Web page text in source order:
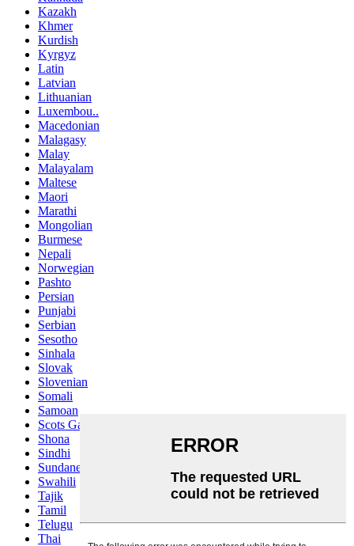
Kazakh
Khmer
Kurdish
Kyrgyz
Latin
Latvian
Lithuanian
Luxembou..
Macedonian
Malagasy
Malay
Malayalam
Maltese
Maori
Marathi
Mongolian
Burmese
Nepali
Norwegian
Pashto
Persian
Punjabi
Serbian
Sesotho
Sinhala
Slovak
Slovenian
Somali
Samoan
Scots Gaelic
Shona
Sindhi
Sundanese
Swahili
Tajik
Tamil
Telugu
Thai